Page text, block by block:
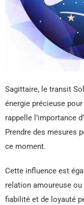
Sagittaire, le transit
énergie précieuse
rappelle l’importance
Prendre des mesures
ce moment.
Cette influence est
relation amoureuse ou
fiabilité et de loyauté